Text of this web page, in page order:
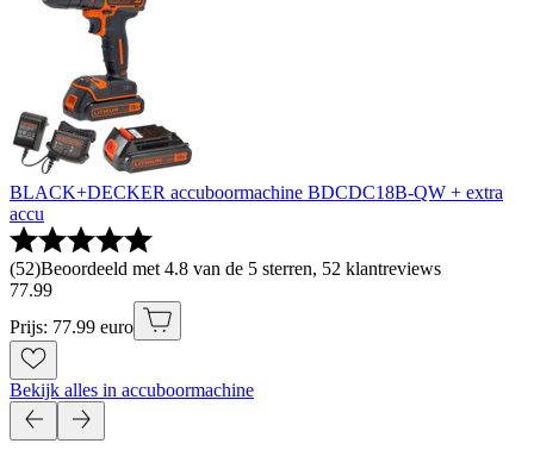
BLACK+DECKER accuboormachine BDCDC18B-QW + extra
accu
(52)Beoordeeld met 4.8 van de 5 sterren, 52 klantreviews
77.99
Prijs: 77.99 euro
Bekijk alles in accuboormachine